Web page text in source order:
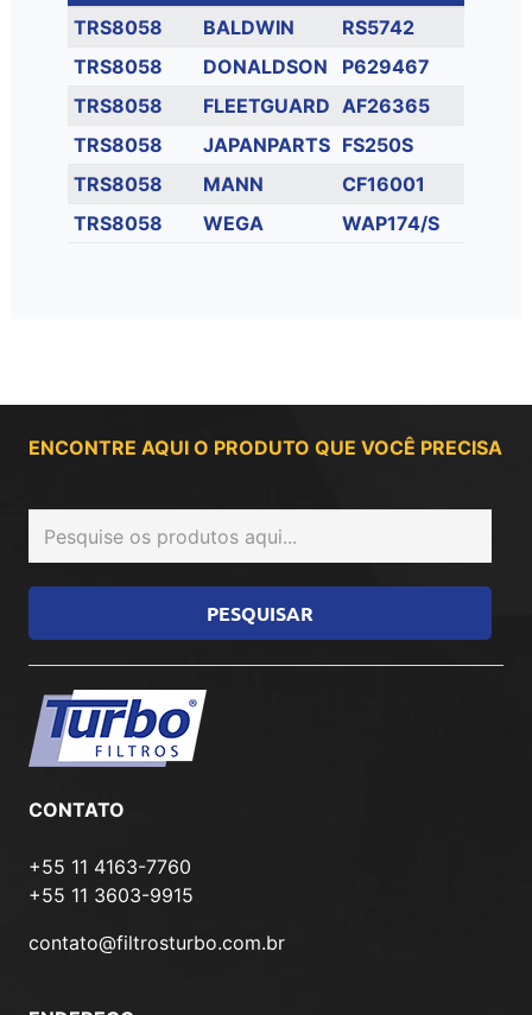
TRS8058
BALDWIN
RS5742
TRS8058
DONALDSON
P629467
TRS8058
FLEETGUARD AF26365
TRS8058
JAPANPARTS FS250S
TRS8058
MANN
CF16001
TRS8058
WEGA WAP174/S
ENCONTRE AQUI O PRODUTO QUE VOCÊ PRECISA
CONTATO
+55 11 4163-7760
+55 11 3603-9915
contato@filtrosturbo.com.br